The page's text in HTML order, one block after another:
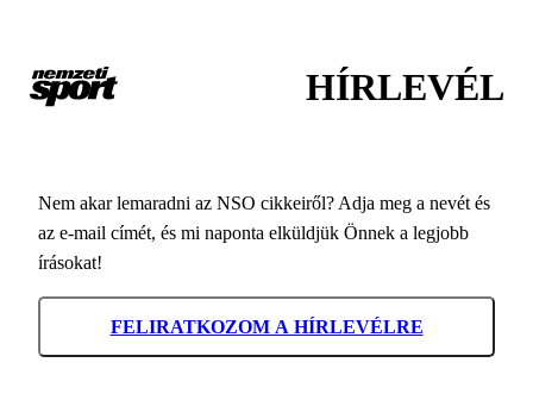
HÍRLEVÉL
Nem akar lemaradni az NSO cikkeiről? Adja meg a nevét és
az e-mail címét, és mi naponta elküldjük Önnek a legjobb
írásokat!
FELIRATKOZOM A HÍRLEVÉLRE